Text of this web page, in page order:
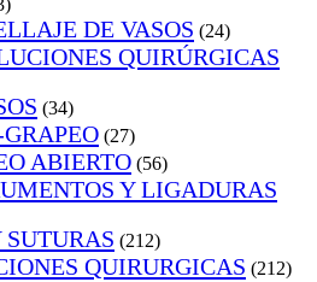
DE VASOS (24)
QUIRÚRGICAS
(34)
(27)
ABIERTO (56)
Y LIGADURAS
(212)
QUIRURGICAS (212)